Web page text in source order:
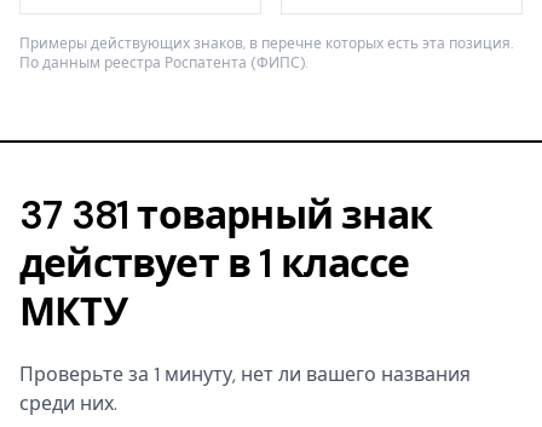
Примеры действующих знаков, в перечне которых есть эта позиция.
По данным реестра Роспатента (ФИПС).
37 381 товарный знак
действует в 1 классе
МКТУ
Проверьте за 1 минуту, нет ли вашего названия
среди них.